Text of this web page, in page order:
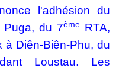
l'adhésion du
Puga, du 7ème RTA,
à Diên-Biên-Phu, du
Loustau. Les